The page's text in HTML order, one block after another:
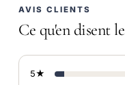
AVIS CLIENTS
Ce qu'en disent
5★